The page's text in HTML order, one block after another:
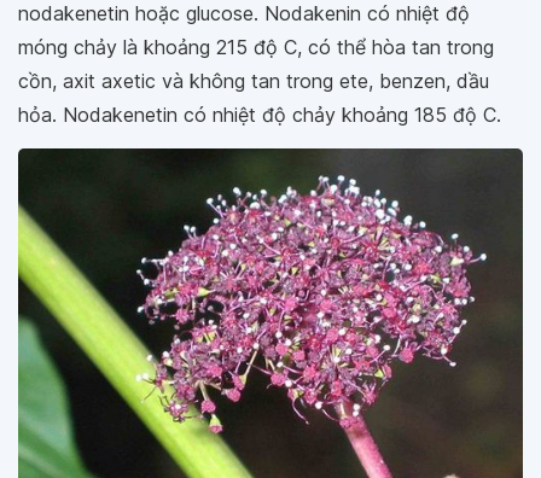
nodakenetin hoặc glucose. Nodakenin có nhiệt độ
móng chảy là khoảng 215 độ C, có thể hòa tan trong
cồn, axit axetic và không tan trong ete, benzen, dầu
hỏa. Nodakenetin có nhiệt độ chảy khoảng 185 độ C.